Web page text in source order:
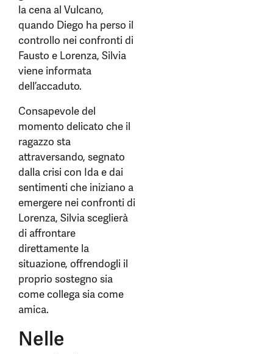
la cena al Vulcano,
quando Diego ha perso il
controllo nei confronti di
Fausto e Lorenza, Silvia
viene informata
dell’accaduto.
Consapevole del
momento delicato che il
ragazzo sta
attraversando, segnato
dalla crisi con Ida e dai
sentimenti che iniziano a
emergere nei confronti di
Lorenza, Silvia sceglierà
di affrontare
direttamente la
situazione, offrendogli il
proprio sostegno sia
come collega sia come
amica.
Nelle